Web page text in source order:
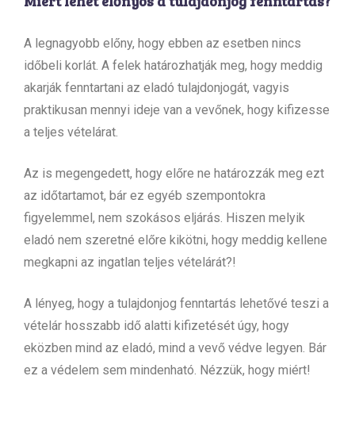
A legnagyobb előny, hogy ebben az esetben nincs
időbeli korlát. A felek határozhatják meg, hogy meddig
akarják fenntartani az eladó tulajdonjogát, vagyis
praktikusan mennyi ideje van a vevőnek, hogy kifizesse
a teljes vételárat.
Az is megengedett, hogy előre ne határozzák meg ezt
az időtartamot, bár ez egyéb szempontokra
figyelemmel, nem szokásos eljárás. Hiszen melyik
eladó nem szeretné előre kikötni, hogy meddig kellene
megkapni az ingatlan teljes vételárát?!
A lényeg, hogy a tulajdonjog fenntartás lehetővé teszi a
vételár hosszabb idő alatti kifizetését úgy, hogy
eközben mind az eladó, mind a vevő védve legyen. Bár
ez a védelem sem mindenható. Nézzük, hogy miért!